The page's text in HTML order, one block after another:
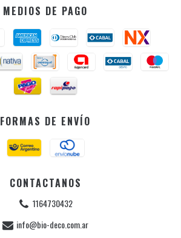
MEDIOS DE PAGO
FORMAS DE ENVÍO
CONTACTANOS
1164730432
info@bio-deco.com.ar